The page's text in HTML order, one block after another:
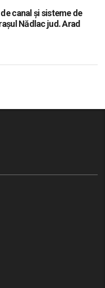
canal și sisteme de
Nădlac jud. Arad